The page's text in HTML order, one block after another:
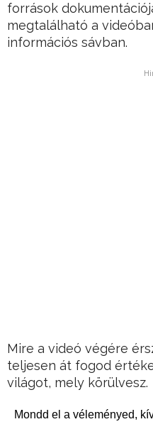
források
megtalálható a
információs sávban.
Mire a videó végére
teljesen át fogod
világot, mely körülvesz.
Mondd el a véleményed,